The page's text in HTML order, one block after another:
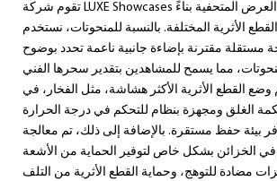
تقوم شركة LUXE Showcases بتخصيص خزائن العرض المتحفية بناءً
الأثرية المختلفة. بالنسبة للمنحوتات، نستخدم
مقترنة بإضاءة جانبية ناعمة تحدد بوضوح
مما يسمح للمشاهدين بتقدير سحرها الفني
وضع القطع الأثرية الأكثر هشاشة، مثل الفخار، في
الغلق ومجهزة بنظام للتحكم في درجة الحرارة
بيئة حفظ مستقرة. بالإضافة إلى ذلك، تم معالجة
الخزائن بشكل خاص لتوفير الحماية من الأشعة
مضادة للتوهج، وحماية القطع الأثرية من التلف